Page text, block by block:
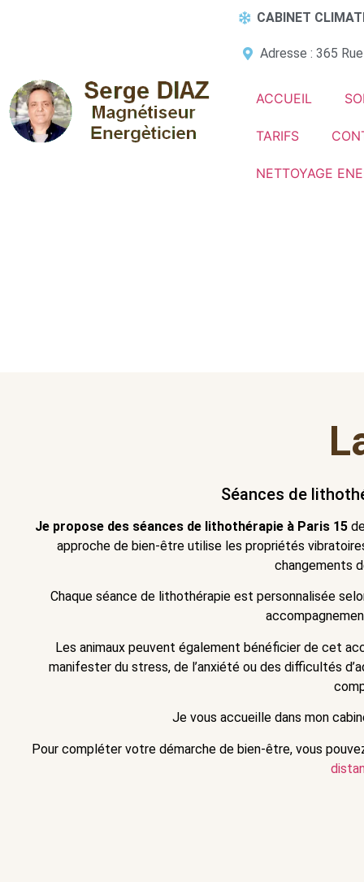
CABINET
Adresse : 365
ACCUEIL
TARIFS
NETTOYAGE
Séances de
Je propose des séances de lithothérapie à Paris 15
approche de bien-être utilise les propriétés
changements
Chaque séance de lithothérapie est personnalisée
Les animaux peuvent également bénéficier de cet
manifester du stress, de l’anxiété ou des difficultés
Je vous accueille dans mon
Pour compléter votre démarche de bien-être, vous